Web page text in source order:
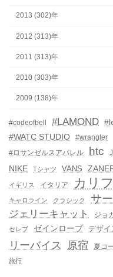
2013 (302)年
2012 (313)年
2011 (313)年
2010 (303)年
2009 (138)年
#codeofbell #LAMOND
#WATC STUDIO #wrangler
#ロサンゼルスアパレル
htc
NIKE
Tシャツ VANS
イギリス イタリア カリ
キャロライン クラシック サ
ジェリーキャット
ジョ
セレブ ゼインローブ デザイ
リーバイス 原宿 夏コ
旅行